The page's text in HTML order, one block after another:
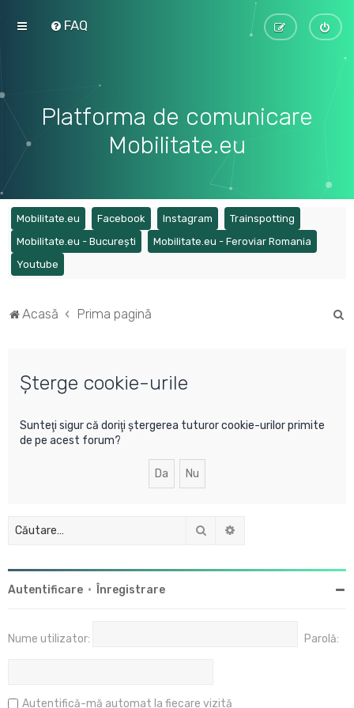
FAQ
Platforma de comunicare
Mobilitate.eu
Mobilitate.eu (Opens a new tab)
Facebook (Opens a new tab)
Instagram (Opens a new tab)
Trainspotting
Mobilitate.eu - București (Opens a new tab)
Mobilitate.eu - Feroviar Romania
Youtube
Acasă Prima pagină
Şterge cookie-urile
Sunteţi sigur că doriţi ştergerea tuturor cookie-urilor primite
de pe acest forum?
Căutare
Autentificare • Înregistrare
Nume utilizator: Parolă:
Autentifică-mă automat la fiecare vizită